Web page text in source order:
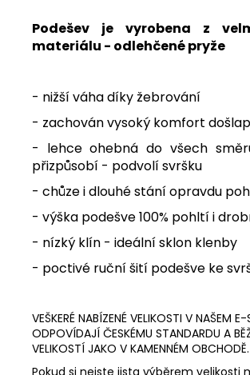
Podešev je vyrobena z
materiálu - odlehčené pryže
- nižší váha díky žebrování
- zachován vysoký komfort
- lehce ohebná do všech
přizpůsobí - podvolí svršku
- chůze i dlouhé stání opravdu
- výška podešve 100% pohltí i
- nízký klín - ideální sklon klenby
- poctivé ruční šití podešve ke
VEŠKERÉ NABÍZENÉ VELIKOSTI V NAŠEM
ODPOVÍDAJÍ ČESKÉMU STANDARDU A
VELIKOSTÍ JAKO V KAMENNÉM OBCHODĚ.
Pokud si nejste jista výběrem velikosti